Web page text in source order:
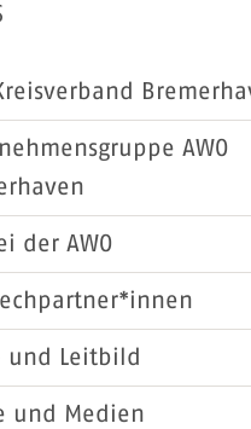
AWO
der AWO
und Leitbild
und Medien